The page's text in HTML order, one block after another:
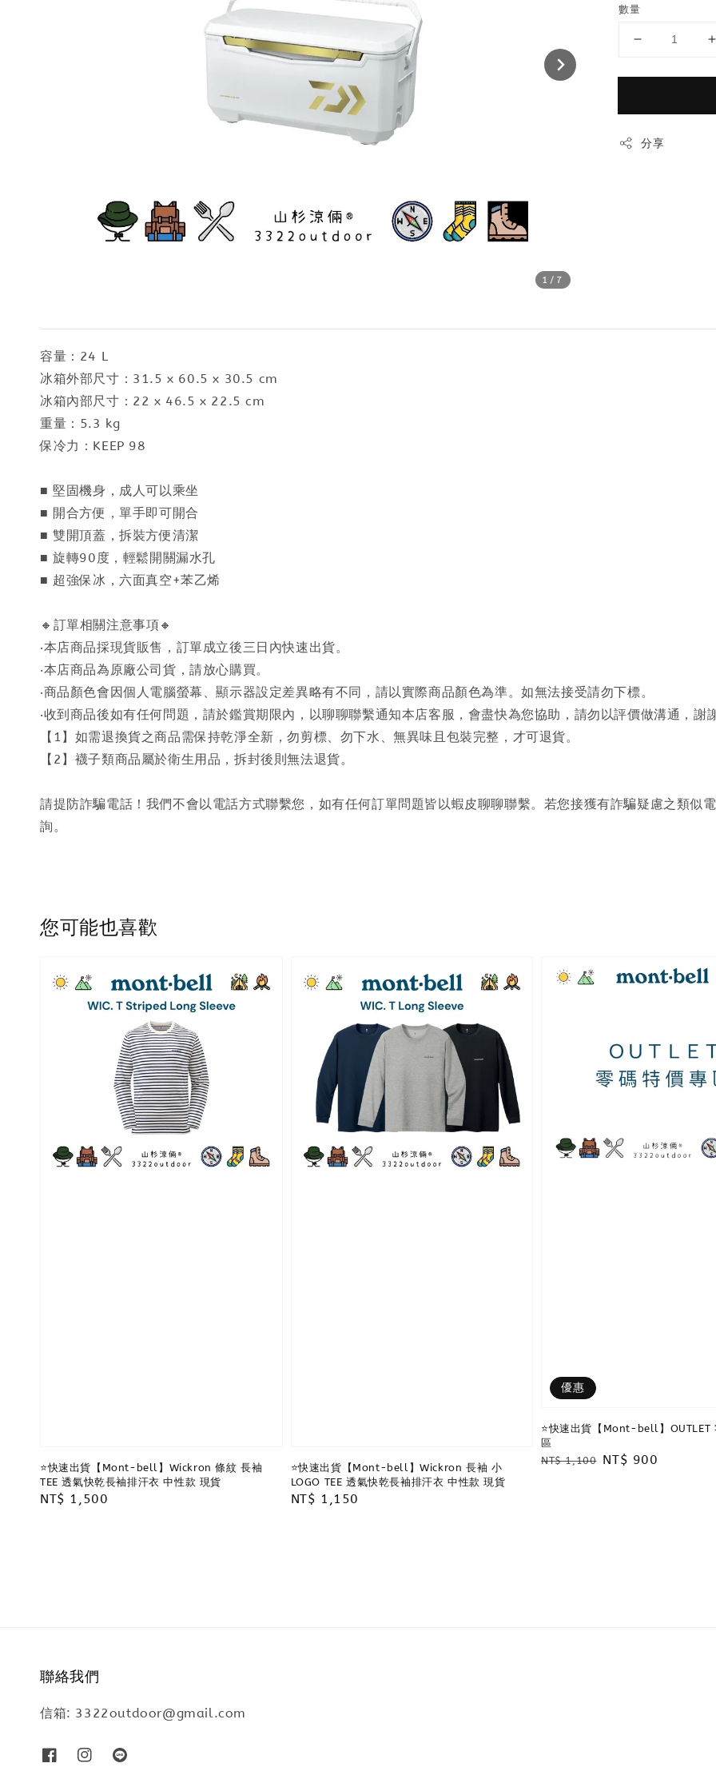
1 /7
數量
分享
容量：24 L
冰箱外部尺寸：31.5 x 60.5 x 30.5 cm
冰箱內部尺寸：22 x 46.5 x 22.5 cm
重量：5.3 kg
保冷力：KEEP 98
■ 堅固機身，成人可以乘坐
■ 開合方便，單手即可開合
■ 雙開頂蓋，拆裝方便清潔
■ 旋轉90度，輕鬆開關漏水孔
■ 超強保冰，六面真空+苯乙烯
🔸訂單相關注意事項🔸
‧本店商品採現貨販售，訂單成立後三日內快速出貨。
‧本店商品為原廠公司貨，請放心購買。
‧商品顏色會因個人電腦螢幕、顯示器設定差異略有不同，請以實際商品顏色為準。如無法接受請勿下標。
‧收到商品後如有任何問題，請於鑑賞期限內，以聊聊聯繫通知本店客服，會盡快為您協助，請勿以評價做溝通，謝
【1】如需退換貨之商品需保持乾淨全新，勿剪標、勿下水、無異味且包裝完整，才可退貨。
【2】襪子類商品屬於衛生用品，拆封後則無法退貨。
請提防詐騙電話！我們不會以電話方式聯繫您，如有任何訂單問題皆以蝦皮聊聊聯繫。若您接獲有詐騙疑慮之類似
詢。
您可能也喜歡
⭐️快速出貨【Mont-bell】Wickron 條紋 長袖
TEE 透氣快乾長袖排汗衣 中性款 現貨
Regular
NT$ 1,500
⭐️快速出貨【Mont-bell】Wickron 長袖 小
LOGO TEE 透氣快乾長袖排汗衣 中性款 現貨
Regular
NT$ 1,150
優惠
⭐️快速出貨【Mont-bell】OUTLET
區
Regular
NT$ 1,100 Sale
NT$ 900
聯絡我們
信箱: 3322outdoor@gmail.com